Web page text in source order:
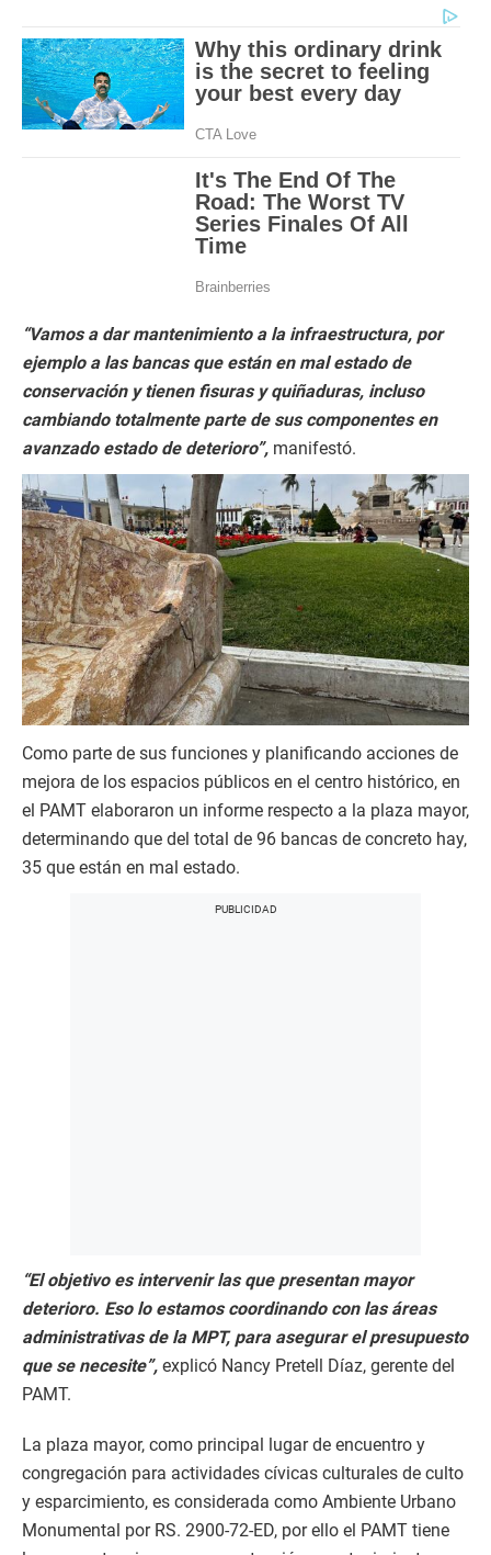
“Vamos a dar mantenimiento a la infraestructura, por
ejemplo a las bancas que están en mal estado de
conservación y tienen fisuras y quiñaduras, incluso
cambiando totalmente parte de sus componentes en
avanzado estado de deterioro”, manifestó.
Como parte de sus funciones y planificando acciones de
mejora de los espacios públicos en el centro histórico, en
el PAMT elaboraron un informe respecto a la plaza mayor,
determinando que del total de 96 bancas de concreto hay,
35 que están en mal estado.
“El objetivo es intervenir las que presentan mayor
deterioro. Eso lo estamos coordinando con las áreas
administrativas de la MPT, para asegurar el presupuesto
que se necesite”, explicó Nancy Pretell Díaz, gerente del
PAMT.
La plaza mayor, como principal lugar de encuentro y
congregación para actividades cívicas culturales de culto
y esparcimiento, es considerada como Ambiente Urbano
Monumental por RS. 2900-72-ED, por ello el PAMT tiene